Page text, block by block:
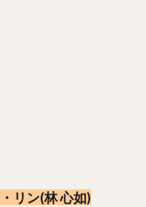
リン(林 心如)